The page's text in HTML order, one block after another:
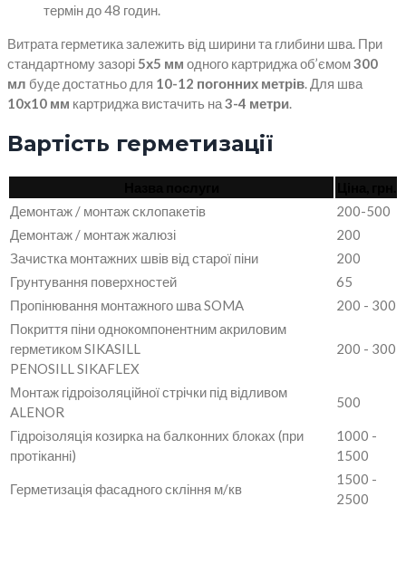
термін до 48 годин.
Витрата герметика залежить від ширини та глибини шва. При
стандартному зазорі 5х5 мм одного картриджа об’ємом300
мл буде достатньо для 10-12 погонних метрів. Для шва
10х10 мм картриджа вистачить на3-4 метри.
Вартість герметизації
Демонтаж / монтаж склопакетів
200-500
Демонтаж / монтаж жалюзі
200
Зачистка монтажних швів від старої піни
200
Грунтування поверхностей
65
Пропінювання монтажного шва SOMA
200 - 300
Покриття піни однокомпонентним акриловим
герметиком SIKASILL
PENOSILL SIKAFLEX
200 - 300
Монтаж гідроізоляційної стрічки під відливом
ALENOR
500
Гідроізоляція козирка на балконних блоках (при
протіканні)
1000 -
1500
Герметизація фасадного скління м/кв
1500 -
2500